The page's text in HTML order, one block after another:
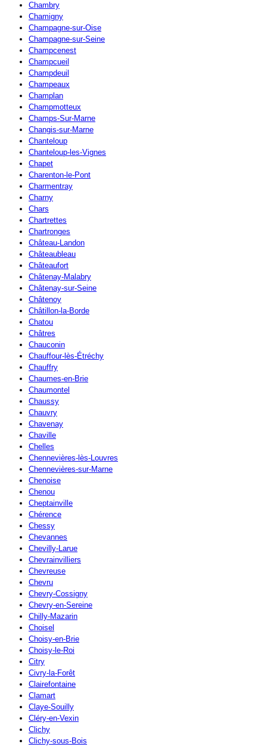
Chambry
Chamigny
Champagne-sur-Oise
Champagne-sur-Seine
Champcenest
Champcueil
Champdeuil
Champeaux
Champlan
Champmotteux
Champs-Sur-Marne
Changis-sur-Marne
Chanteloup
Chanteloup-les-Vignes
Chapet
Charenton-le-Pont
Charmentray
Charny
Chars
Chartrettes
Chartronges
Château-Landon
Châteaubleau
Châteaufort
Châtenay-Malabry
Châtenay-sur-Seine
Châtenoy
Châtillon-la-Borde
Chatou
Châtres
Chauconin
Chauffour-lès-Étréchy
Chauffry
Chaumes-en-Brie
Chaumontel
Chaussy
Chauvry
Chavenay
Chaville
Chelles
Chennevières-lès-Louvres
Chennevières-sur-Marne
Chenoise
Chenou
Cheptainville
Chérence
Chessy
Chevannes
Chevilly-Larue
Chevrainvilliers
Chevreuse
Chevru
Chevry-Cossigny
Chevry-en-Sereine
Chilly-Mazarin
Choisel
Choisy-en-Brie
Choisy-le-Roi
Citry
Civry-la-Forêt
Clairefontaine
Clamart
Claye-Souilly
Cléry-en-Vexin
Clichy
Clichy-sous-Bois